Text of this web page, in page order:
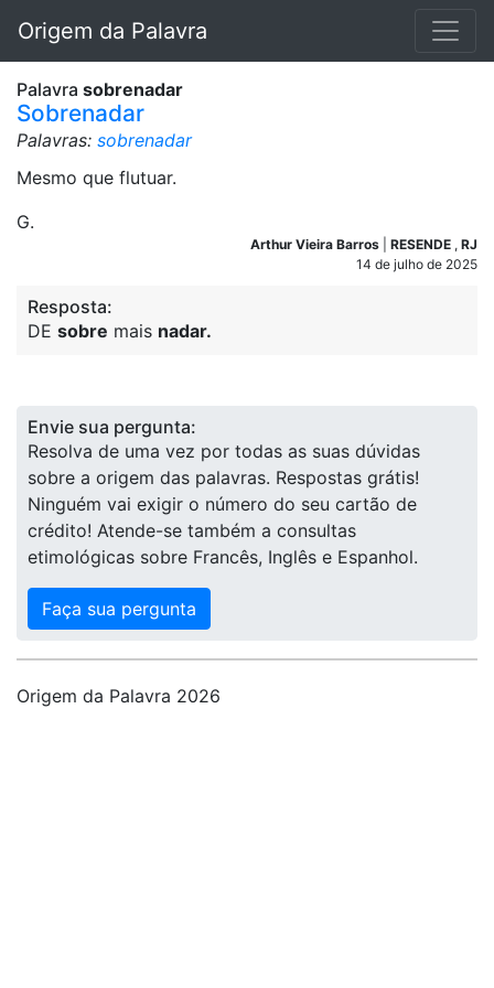
Origem da Palavra
Palavra sobrenadar
Sobrenadar
Palavras: sobrenadar
Mesmo que flutuar.
G.
Arthur Vieira Barros RESENDE , RJ
14 de julho de 2025
Resposta:
DE sobre mais nadar.
Envie sua pergunta:
Resolva de uma vez por todas as suas dúvidas
sobre a origem das palavras. Respostas grátis!
Ninguém vai exigir o número do seu cartão de
crédito! Atende-se também a consultas
etimológicas sobre Francês, Inglês e Espanhol.
Faça sua pergunta
Origem da Palavra 2026